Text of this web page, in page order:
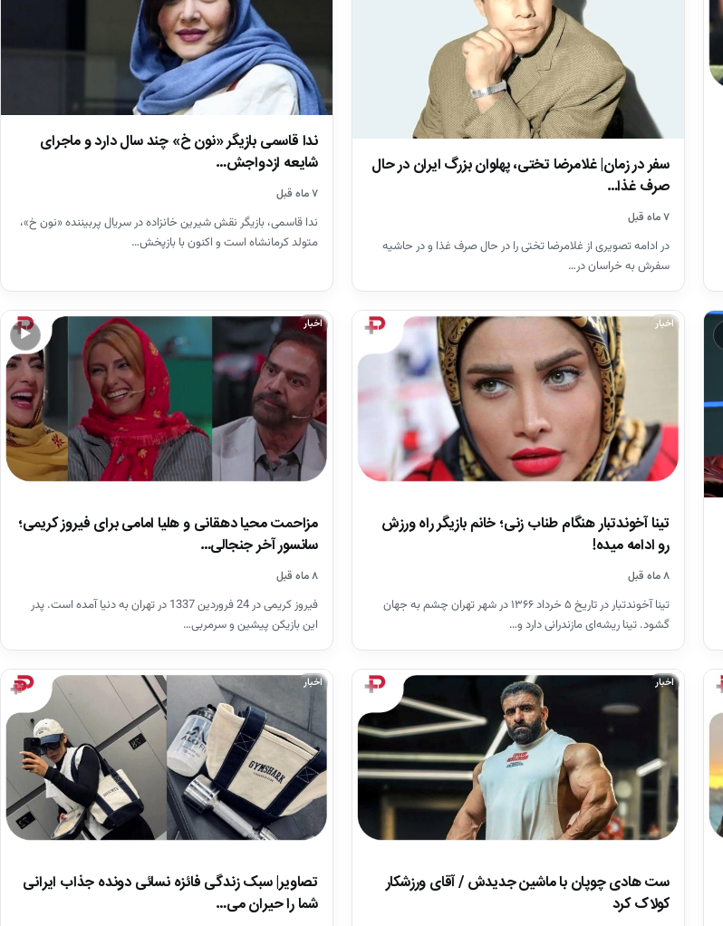
سفر در زمان| غلامرضا تختی، پهلوان بزرگ ایران در حال
صرف غذا…
۷ ماه قبل
در ادامه تصویری از غلامرضا تختی را در حال صرف غذا و در حاشیه
سفرش به خراسان در…
ندا قاسمی بازیگر «نون خ» چند سال دارد و ماجرای
شایعه ازدواجش…
۷ ماه قبل
ندا قاسمی، بازیگر نقش شیرین خانزاده در سریال پربیننده «نون خ»،
متولد کرمانشاه است و اکنون با بازپخش…
اخبار
تینا آخوندتبار هنگام طناب زنی؛ خانم بازیگر راه ورزش
رو ادامه میده!
۸ ماه قبل
تینا آخوندتبار در تاریخ ۵ خرداد ۱۳۶۶ در شهر تهران چشم به جهان
گشود. تینا ریشه‌ای مازندرانی دارد و…
▶
اخبار
مزاحمت محیا دهقانی و هلیا امامی برای فیروز کریمی؛
سانسور آخر جنجالی…
۸ ماه قبل
فیروز کریمی در 24 فروردین 1337 در تهران به دنیا آمده است. پدر
این بازیکن پیشین و سرمربی…
اخبار
ست هادی چوپان با ماشین جدیدش / آقای ورزشکار
کولاک کرد
اخبار
تصاویر| سبک‌ زندگی فائزه نسائی دونده جذاب ایرانی
شما را حیران می…